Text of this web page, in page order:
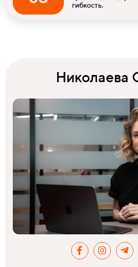
гибкость.
Николаева